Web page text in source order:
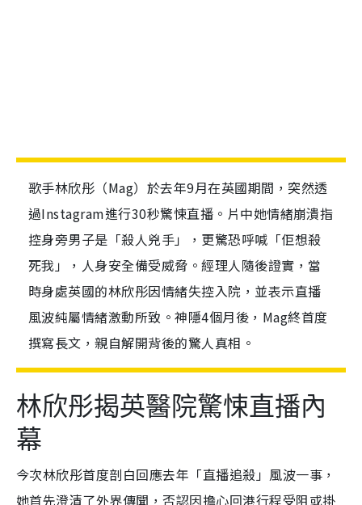
歌手林欣彤（Mag）於去年9月在英國期間，突然透
過Instagram進行30秒驚悚直播。片中她情緒崩潰指
控身旁男子是「殺人兇手」，更驚恐呼喊「佢想殺
死我」，人身安全備受威脅。經理人隨後證實，當
時身處英國的林欣彤因情緒失控入院，並表示直播
風波純屬情緒激動所致。神隱4個月後，Mag終首度
撰寫長文，親自解開背後的驚人真相。
林欣彤揭英醫院驚悚直播內
幕
今次林欣彤首度剖白回應去年「直播追殺」風波一事，
她首先澄清了外界傳聞，否認因擔心回港行程受阻或掛